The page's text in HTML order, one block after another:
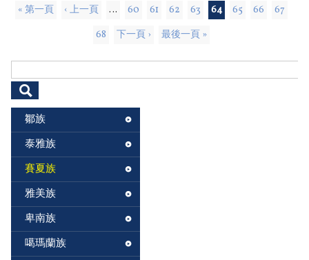
頁面
« 第一頁 ‹ 上一頁 … 60 61 62 63 64 65 66
67
68
下一頁 › 最後一頁 »
搜尋表單
鄒族
泰雅族
賽夏族
雅美族
卑南族
噶瑪蘭族